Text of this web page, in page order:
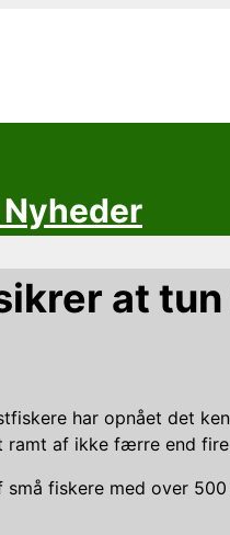
at
har opnået det
af ikke færre end
små fiskere med over